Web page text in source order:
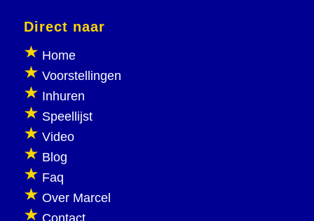
Direct naar
Home
Voorstellingen
Inhuren
Speellijst
Video
Blog
Faq
Over Marcel